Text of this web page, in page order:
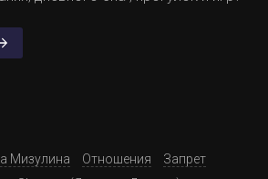
Мизулина Отношения
Запрет